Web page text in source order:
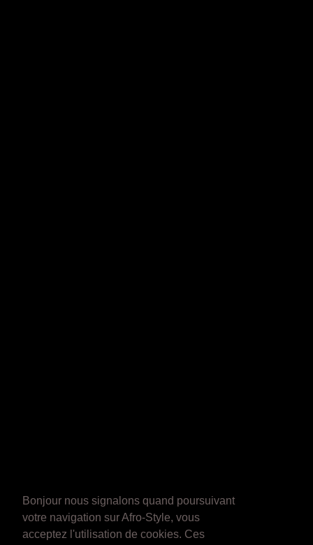
Bonjour nous signalons quand poursuivant
votre navigation sur Afro-Style, vous
acceptez l'utilisation de cookies. Ces